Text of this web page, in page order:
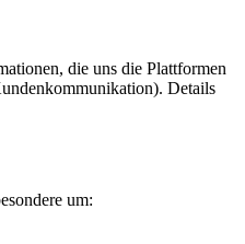
die uns die Plattformen
Details
um: